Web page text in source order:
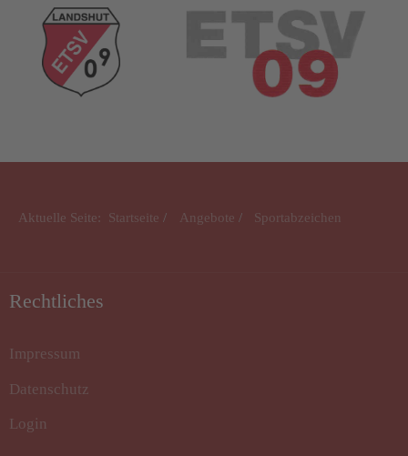
Aktuelle Seite: Startseite Angebote Sportabzeichen
Rechtliches
Impressum
Datenschutz
Login